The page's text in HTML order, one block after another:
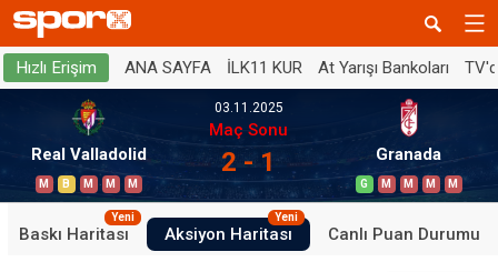
Hızlı Erişim ANA SAYFA İLK11 KUR At Yarışı Bankoları
Real Valladolid
M B M M M
03.11.2025
Maç Sonu
2 - 1 Granada
G M M M M
Baskı Haritası
Yeni
Aksiyon Haritası
Yeni
Canlı Puan Durumu